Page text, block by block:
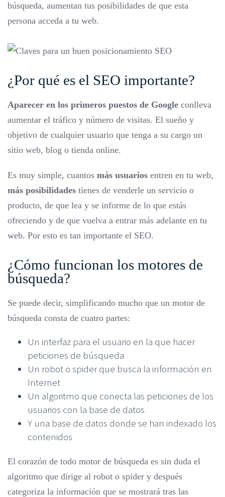
búsqueda, aumentan tus posibilidades de que esta
persona acceda a tu web.
¿Por qué es el SEO importante?
Aparecer en los primeros puestos de Google conlleva
aumentar el tráfico y número de visitas. El sueño y
objetivo de cualquier usuario que tenga a su cargo un
sitio web, blog o tienda online.
Es muy simple, cuantos más usuarios entren en tu web,
más posibilidades tienes de venderle un servicio o
producto, de que lea y se informe de lo que estás
ofreciendo y de que vuelva a entrar más adelante en tu
web. Por esto es tan importante el SEO.
¿Cómo funcionan los motores de
búsqueda?
Se puede decir, simplificando mucho que un motor de
búsqueda consta de cuatro partes:
Un interfaz para el usuario en la que hacer
peticiones de búsqueda
Un robot o spider que busca la información en
Internet
Un algoritmo que conecta las peticiones de los
usuarios con la base de datos
Y una base de datos donde se han indexado los
contenidos
El corazón de todo motor de búsqueda es sin duda el
algoritmo que dirige al robot o spider y después
categoriza la información que se mostrará tras las